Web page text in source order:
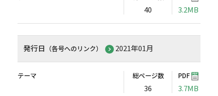
40 3.2MB
発行日 （各号へのリンク） 2021年01月
テーマ 総ページ数
36
PDF
3.7MB